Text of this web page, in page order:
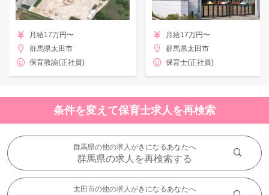
月給17万円〜
群馬県太田市
保育教諭(正社員)
月給17万円〜
群馬県太田市
保育士(正社員)
条件を変えて保育士求人を再検索
群馬県の他の求人がきになるあなたへ
群馬県の求人を再検索する
太田市の他の求人がきになるあなたへ